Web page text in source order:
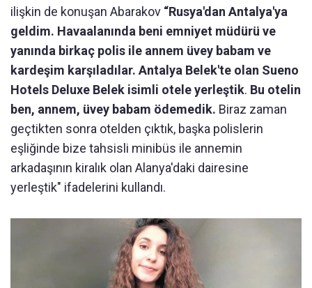
ilişkin de konuşan Abarakov “Rusya'dan Antalya'ya
geldim. Havaalanında beni emniyet müdürü ve
yanında birkaç polis ile annem üvey babam ve
kardeşim karşıladılar. Antalya Belek'te olan Sueno
Hotels Deluxe Belek isimli otele yerleştik. Bu otelin
ben, annem, üvey babam ödemedik. Biraz zaman
geçtikten sonra otelden çıktık, başka polislerin
eşliğinde bize tahsisli minibüs ile annemin
arkadaşının kiralık olan Alanya'daki dairesine
yerleştik" ifadelerini kullandı.